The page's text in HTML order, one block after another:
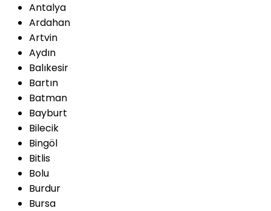
Antalya
Ardahan
Artvin
Aydın
Balıkesir
Bartın
Batman
Bayburt
Bilecik
Bingöl
Bitlis
Bolu
Burdur
Bursa